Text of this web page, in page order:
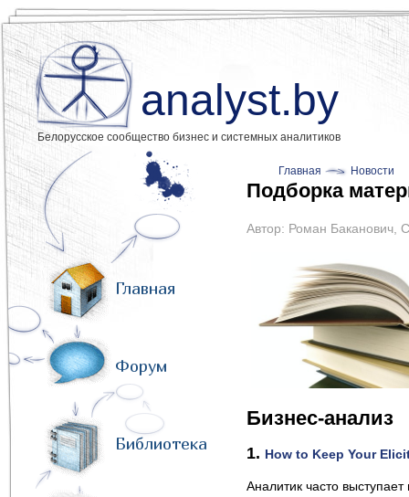
analyst.by
Белорусское сообщество бизнес и системных аналитиков
Главная
Форум
Библиотека
Главная Новости
Подборка
Автор: Роман Баканович
Бизнес-анализ
1. How to Keep Your
Аналитик часто